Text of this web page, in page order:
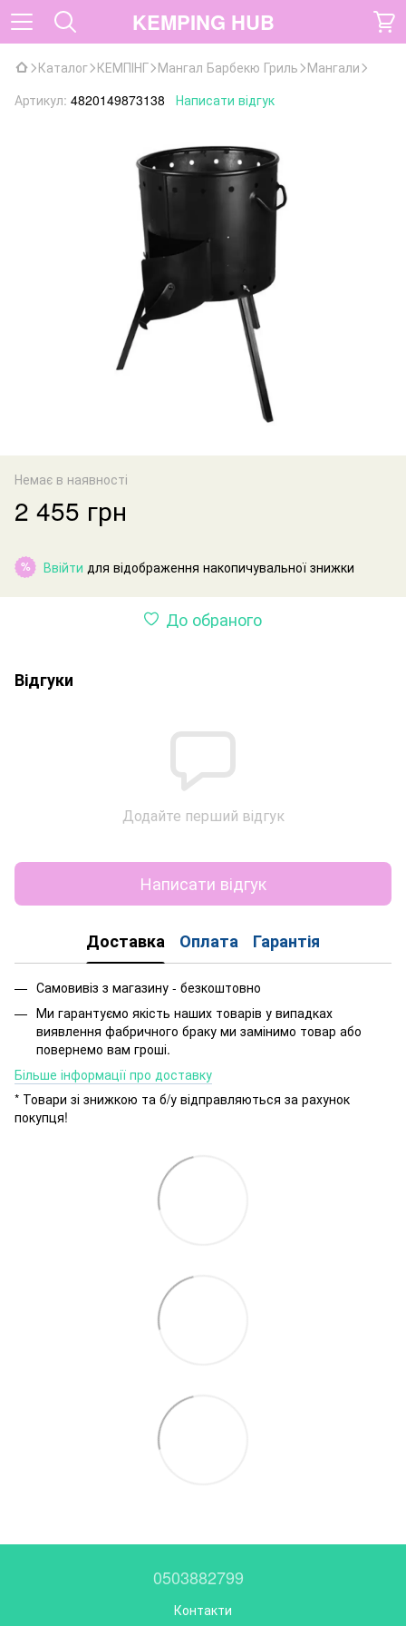
KEMPING HUB
Каталог КЕМПІНГ Мангал Барбекю Гриль Мангали
Артикул: 4820149873138 Написати відгук
Немає в наявності
2 455 грн
% Ввійти для відображення накопичувальної знижки
До обраного
Відгуки
Додайте перший відгук
Написати відгук
Доставка Оплата Гарантія
Самовивіз з магазину - безкоштовно
Ми гарантуємо якість наших товарів у випадках
виявлення фабричного браку ми замінимо товар або
повернемо вам гроші.
Більше інформації про доставку
* Товари зі знижкою та б/у відправляються за рахунок
покупця!
0503882799
Контакти